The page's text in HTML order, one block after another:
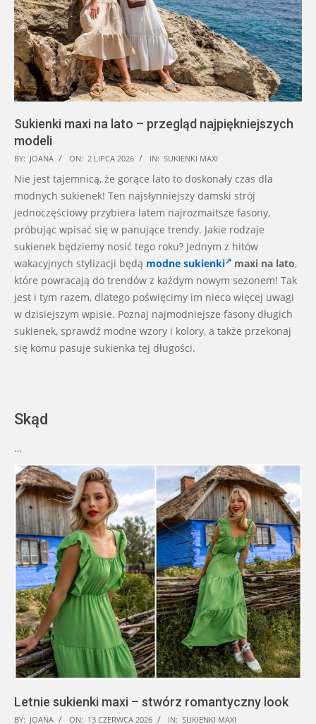
Sukienki maxi na lato – przegląd najpiękniejszych
modeli
2026-
07-
02
BY: JOANA ON: 2 LIPCA 2026 IN: SUKIENKI MAXI
Nie jest tajemnicą, że gorące lato to doskonały czas dla
modnych sukienek! Ten najsłynniejszy damski strój
jednoczęściowy przybiera latem najrozmaitsze fasony,
próbując wpisać się w panujące trendy. Jakie rodzaje
sukienek będziemy nosić tego roku? Jednym z hitów
wakacyjnych stylizacji będą modne sukienki maxi na lato,
które powracają do trendów z każdym nowym sezonem! Tak
jest i tym razem, dlatego poświęcimy im nieco więcej uwagi
w dzisiejszym wpisie. Poznaj najmodniejsze fasony długich
sukienek, sprawdź modne wzory i kolory, a także przekonaj
się komu pasuje sukienka tej długości.
Skąd
…
Letnie sukienki maxi – stwórz romantyczny look
2026-
BY: JOANA ON: 13 CZERWCA 2026 IN: SUKIENKI MAXI